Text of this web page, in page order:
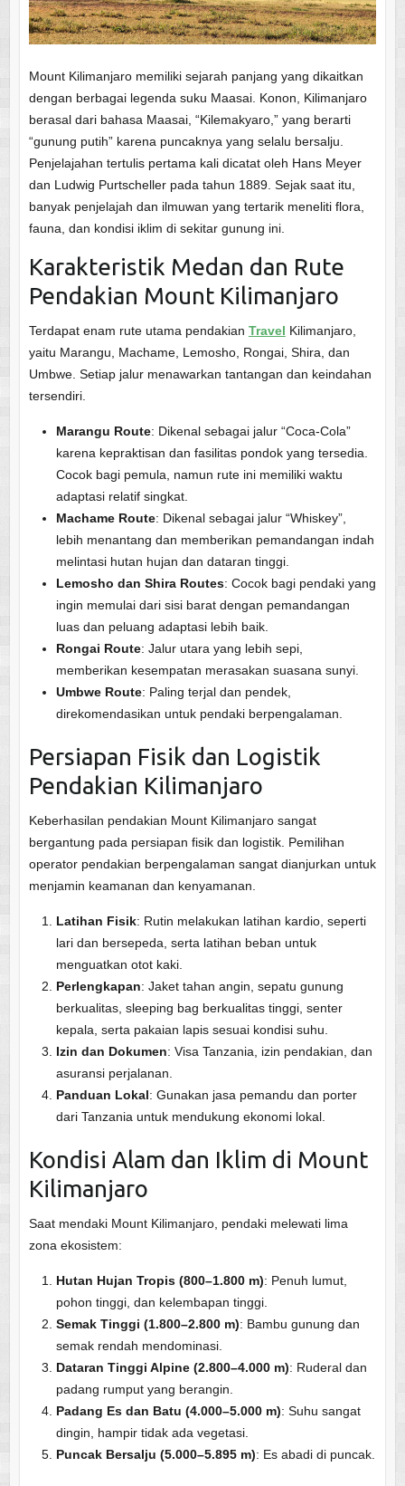
Mount Kilimanjaro memiliki sejarah panjang yang dikaitkan
dengan berbagai legenda suku Maasai. Konon, Kilimanjaro
berasal dari bahasa Maasai, “Kilemakyaro,” yang berarti
“gunung putih” karena puncaknya yang selalu bersalju.
Penjelajahan tertulis pertama kali dicatat oleh Hans Meyer
dan Ludwig Purtscheller pada tahun 1889. Sejak saat itu,
banyak penjelajah dan ilmuwan yang tertarik meneliti flora,
fauna, dan kondisi iklim di sekitar gunung ini.
Karakteristik Medan dan Rute
Pendakian Mount Kilimanjaro
Terdapat enam rute utama pendakian Travel Kilimanjaro,
yaitu Marangu, Machame, Lemosho, Rongai, Shira, dan
Umbwe. Setiap jalur menawarkan tantangan dan keindahan
tersendiri.
Marangu Route: Dikenal sebagai jalur “Coca-Cola”
karena kepraktisan dan fasilitas pondok yang tersedia.
Cocok bagi pemula, namun rute ini memiliki waktu
adaptasi relatif singkat.
Machame Route: Dikenal sebagai jalur “Whiskey”,
lebih menantang dan memberikan pemandangan indah
melintasi hutan hujan dan dataran tinggi.
Lemosho dan Shira Routes: Cocok bagi pendaki yang
ingin memulai dari sisi barat dengan pemandangan
luas dan peluang adaptasi lebih baik.
Rongai Route: Jalur utara yang lebih sepi,
memberikan kesempatan merasakan suasana sunyi.
Umbwe Route: Paling terjal dan pendek,
direkomendasikan untuk pendaki berpengalaman.
Persiapan Fisik dan Logistik
Pendakian Kilimanjaro
Keberhasilan pendakian Mount Kilimanjaro sangat
bergantung pada persiapan fisik dan logistik. Pemilihan
operator pendakian berpengalaman sangat dianjurkan untuk
menjamin keamanan dan kenyamanan.
Latihan Fisik: Rutin melakukan latihan kardio, seperti
lari dan bersepeda, serta latihan beban untuk
menguatkan otot kaki.
Perlengkapan: Jaket tahan angin, sepatu gunung
berkualitas, sleeping bag berkualitas tinggi, senter
kepala, serta pakaian lapis sesuai kondisi suhu.
Izin dan Dokumen: Visa Tanzania, izin pendakian, dan
asuransi perjalanan.
Panduan Lokal: Gunakan jasa pemandu dan porter
dari Tanzania untuk mendukung ekonomi lokal.
Kondisi Alam dan Iklim di Mount
Kilimanjaro
Saat mendaki Mount Kilimanjaro, pendaki melewati lima
zona ekosistem:
Hutan Hujan Tropis (800–1.800 m): Penuh lumut,
pohon tinggi, dan kelembapan tinggi.
Semak Tinggi (1.800–2.800 m): Bambu gunung dan
semak rendah mendominasi.
Dataran Tinggi Alpine (2.800–4.000 m): Ruderal dan
padang rumput yang berangin.
Padang Es dan Batu (4.000–5.000 m): Suhu sangat
dingin, hampir tidak ada vegetasi.
Puncak Bersalju (5.000–5.895 m): Es abadi di puncak.